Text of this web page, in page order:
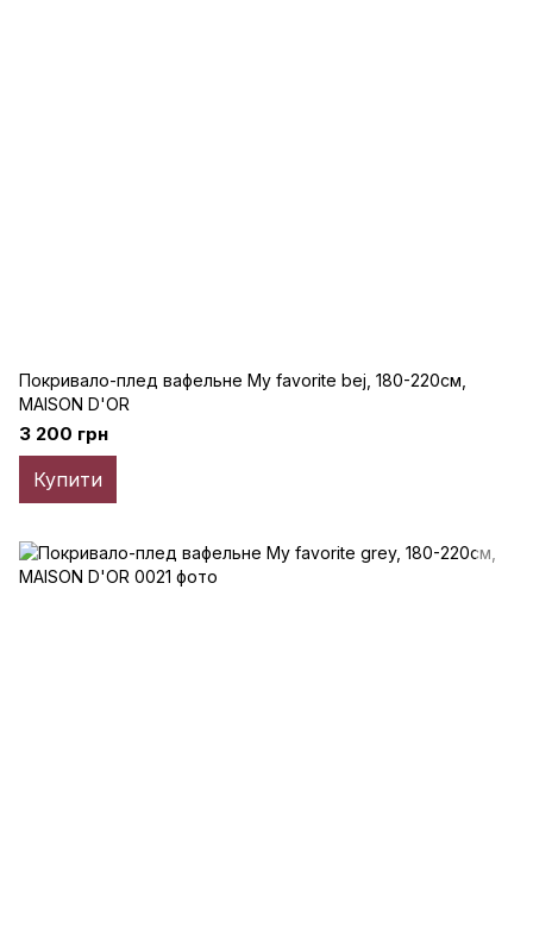
Покривало-плед вафельне My favorite bej, 180-220см,
MAISON D'OR
3 200 грн
Купити